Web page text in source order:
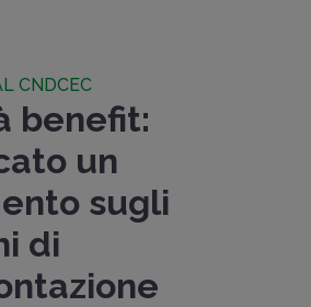
CNDCEC
benefit:
un
sugli
di